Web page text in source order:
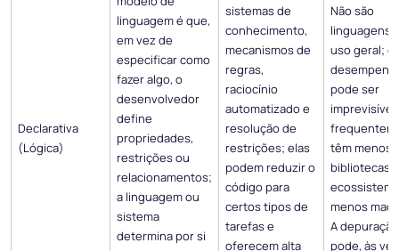
Declarativa
(Lógica)
linguagem é que,
em vez de
especificarcomo
fazer algo, o
desenvolvedor
define
propriedades,
restrições ou
relacionamentos;
a linguagem ou
sistema
determina por si
sistemas de
conhecimento,
mecanismos de
regras,
raciocínio
automatizado e
resolução de
restrições; elas
podem reduzir o
código para
certos tipos de
tarefas e
oferecem alta
Não são
linguagens
uso geral; o
pode ser
imprevisível;
têm menos
bibliotecas e
menos
A depuração
pode, às